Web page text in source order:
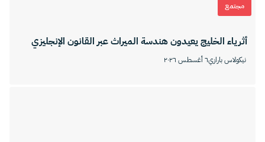
مجتمع
أثرياء الخليج يعيدون هندسة الميراث عبر القانون الإنجليزي
نيكولاس بارازي٦ أغسطس ٢٠٢٦